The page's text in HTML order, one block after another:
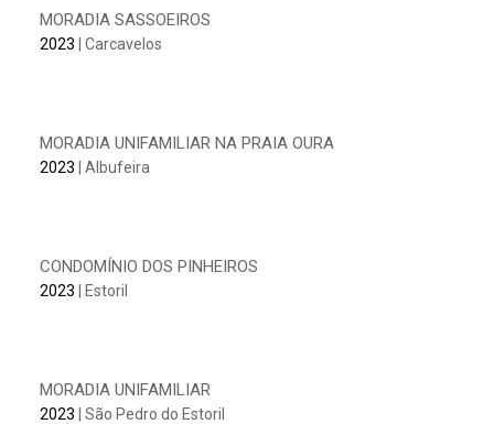
MORADIA SASSOEIROS
2023 | Carcavelos
MORADIA UNIFAMILIAR NA PRAIA OURA
2023 | Albufeira
CONDOMÍNIO DOS PINHEIROS
2023 | Estoril
MORADIA UNIFAMILIAR
2023 | São Pedro do Estoril